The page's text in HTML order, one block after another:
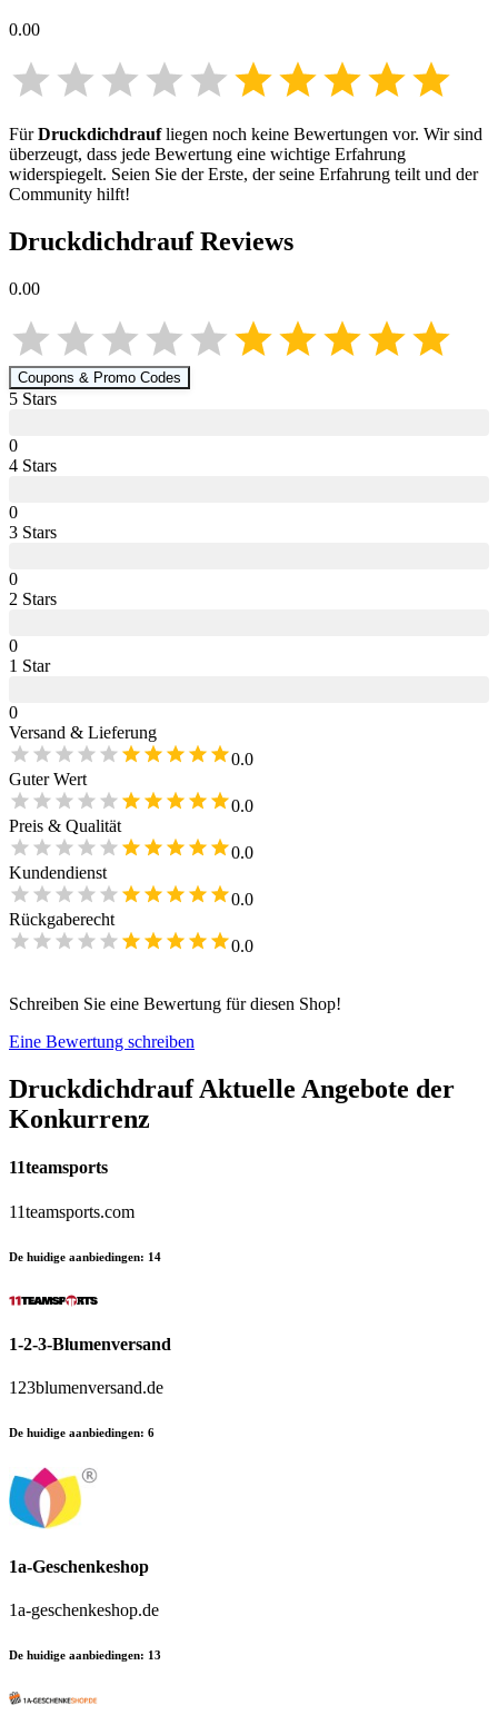
0.00
FürDruckdichdraufliegen noch keine Bewertungen vor. Wir sind
überzeugt, dass jede Bewertung eine wichtige Erfahrung
widerspiegelt. Seien Sie der Erste, der seine Erfahrung teilt und der
Community hilft!
DruckdichdraufReviews
0.00
Coupons & Promo Codes
5 Stars
0
4 Stars
0
3 Stars
0
2 Stars
0
1 Star
0
Versand & Lieferung
0.0
Guter Wert
0.0
Preis & Qualität
0.0
Kundendienst
0.0
Rückgaberecht
0.0
Schreiben Sie eine Bewertung für diesen Shop!
Eine Bewertung schreiben
Druckdichdrauf Aktuelle Angebote der
Konkurrenz
11teamsports
11teamsports.com
De huidige aanbiedingen: 14
1-2-3-Blumenversand
123blumenversand.de
De huidige aanbiedingen: 6
1a-Geschenkeshop
1a-geschenkeshop.de
De huidige aanbiedingen: 13